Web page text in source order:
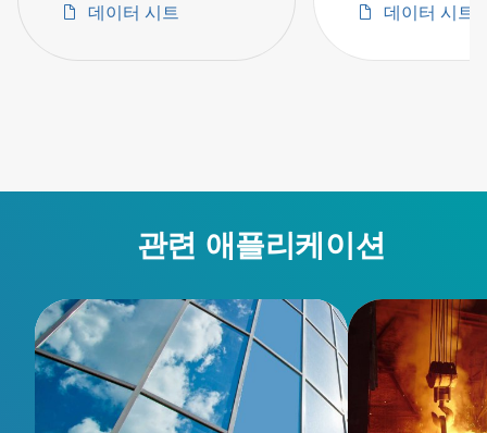
데이터 시트
650 A and
데이터 시트
관련 애플리케이션